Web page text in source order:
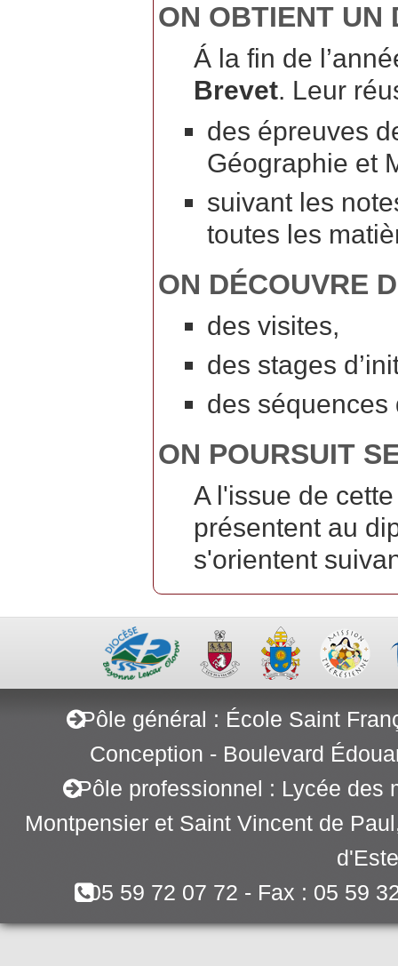
ON OBTIENT UN
Á la fin de
Brevet. Leur
des épreuves
Géographie et
suivant les
toutes les
ON DÉCOUVRE
des visites,
des stages
des séquences
ON POURSUIT
A l'issue de
présentent au
s'orientent
Pôle général : École Saint
Conception - Boulevard
Pôle professionnel : Lycée des
Montpensier et Saint Vincent de
05 59 72 07 72 - Fax : 05 59